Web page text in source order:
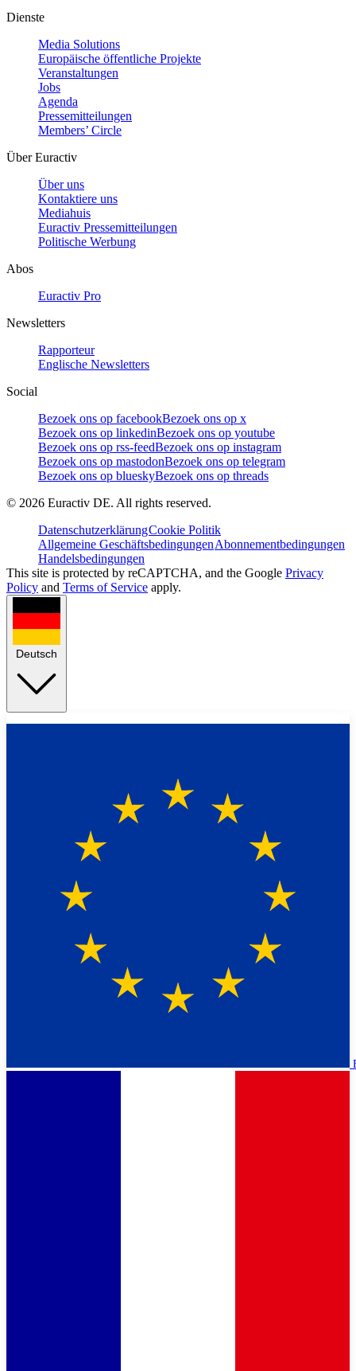
Dienste
Media Solutions
Europäische öffentliche Projekte
Veranstaltungen
Jobs
Agenda
Pressemitteilungen
Members’ Circle
Über Euractiv
Über uns
Kontaktiere uns
Mediahuis
Euractiv Pressemitteilungen
Politische Werbung
Abos
Euractiv Pro
Newsletters
Rapporteur
Englische Newsletters
Social
Bezoek ons op facebookBezoek ons op x
Bezoek ons op linkedinBezoek ons op youtube
Bezoek ons op rss-feedBezoek ons op instagram
Bezoek ons op mastodonBezoek ons op telegram
Bezoek ons op blueskyBezoek ons op threads
© 2026 Euractiv DE. All rights reserved.
DatenschutzerklärungCookie Politik
Allgemeine GeschäftsbedingungenAbonnementbedingungen
Handelsbedingungen
This site is protected by reCAPTCHA, and the Google Privacy
Policy and Terms of Service apply.
Deutsch